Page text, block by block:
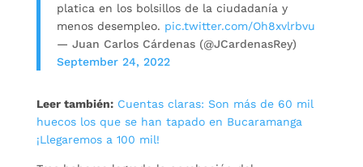
platica en los bolsillos de la ciudadanía y
menos desempleo. pic.twitter.com/Oh8xvlrbvu
— Juan Carlos Cárdenas (@JCardenasRey)
September 24, 2022
Leer también: Cuentas claras: Son más de 60 mil
huecos los que se han tapado en Bucaramanga
¡Llegaremos a 100 mil!